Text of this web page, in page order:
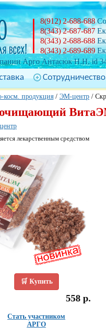
Арго Антасюк Н.Н. id
8(912) 2-688-688
8(343) 2-687-687
8(343) 2-688-688
8(343) 2-689-689
Сотрудничество
продукция / ЭМ-центр /
лекарственным средством
🛒 Купить
558 р.
Стать участником
АРГО